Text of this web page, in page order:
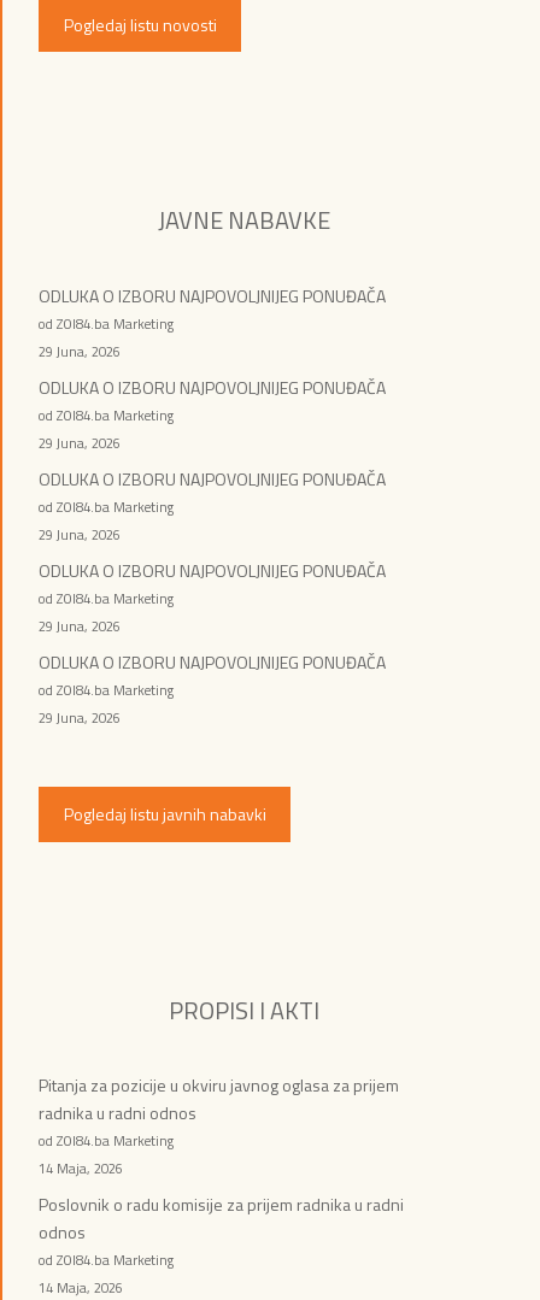
Pogledaj listu novosti
JAVNE NABAVKE
ODLUKA O IZBORU NAJPOVOLJNIJEG PONUĐAČA
od ZOI84.ba Marketing
29 Juna, 2026
ODLUKA O IZBORU NAJPOVOLJNIJEG PONUĐAČA
od ZOI84.ba Marketing
29 Juna, 2026
ODLUKA O IZBORU NAJPOVOLJNIJEG PONUĐAČA
od ZOI84.ba Marketing
29 Juna, 2026
ODLUKA O IZBORU NAJPOVOLJNIJEG PONUĐAČA
od ZOI84.ba Marketing
29 Juna, 2026
ODLUKA O IZBORU NAJPOVOLJNIJEG PONUĐAČA
od ZOI84.ba Marketing
29 Juna, 2026
Pogledaj listu javnih nabavki
PROPISI I AKTI
Pitanja za pozicije u okviru javnog oglasa za prijem
radnika u radni odnos
od ZOI84.ba Marketing
14 Maja, 2026
Poslovnik o radu komisije za prijem radnika u radni
odnos
od ZOI84.ba Marketing
14 Maja, 2026